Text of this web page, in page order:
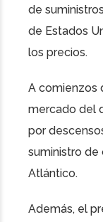
de
de Estados
los precios.
A comienzos
mercado del
por
suministro de
Atlántico.
Además, el